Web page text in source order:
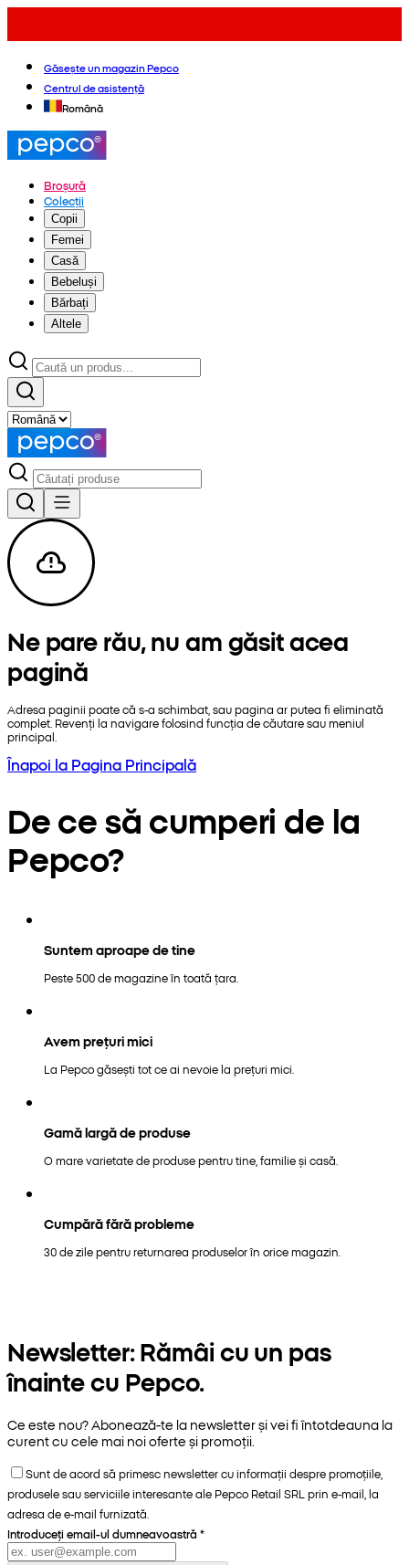
Găsește un magazin Pepco
Centrul de asistență
Română
Broșură
Colecții
Copii
Femei
Casă
Bebeluși
Bărbați
Altele
Ne pare rău, nu am găsit acea
pagină
Adresa paginii poate că s-a schimbat, sau pagina ar putea fi eliminată
complet. Revenți la navigare folosind funcția de căutare sau meniul
principal.
Înapoi la Pagina Principală
De ce să cumperi de la
Pepco?
Suntem aproape de tine
Peste 500 de magazine în toată țara.
Avem prețuri mici
La Pepco găsești tot ce ai nevoie la prețuri mici.
Gamă largă de produse
O mare varietate de produse pentru tine, familie și casă.
Cumpără fără probleme
30 de zile pentru returnarea produselor în orice magazin.
Newsletter: Rămâi cu un pas
înainte cu Pepco.
Ce este nou? Abonează-te la newsletter și vei fi întotdeauna la
curent cu cele mai noi oferte și promoții.
Sunt de acord să primesc newsletter cu informații despre promoțiile,
produsele sau serviciile interesante ale Pepco Retail SRL prin e-mail, la
adresa de e-mail furnizată.
Introduceți email-ul dumneavoastră *